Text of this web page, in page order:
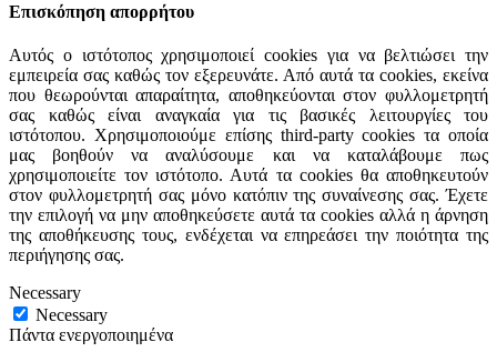
Επισκόπηση απορρήτου
Αυτός ο ιστότοπος χρησιμοποιεί cookies για να βελτιώσει την
εμπειρεία σας καθώς τον εξερευνάτε. Από αυτά τα cookies, εκείνα
που θεωρούνται απαραίτητα, αποθηκεύονται στον φυλλομετρητή
σας καθώς είναι αναγκαία για τις βασικές λειτουργίες του
ιστότοπου. Χρησιμοποιούμε επίσης third-party cookies τα οποία
μας βοηθούν να αναλύσουμε και να καταλάβουμε πως
χρησιμοποιείτε τον ιστότοπο. Αυτά τα cookies θα αποθηκευτούν
στον φυλλομετρητή σας μόνο κατόπιν της συναίνεσης σας. Έχετε
την επιλογή να μην αποθηκεύσετε αυτά τα cookies αλλά η άρνηση
της αποθήκευσης τους, ενδέχεται να επηρεάσει την ποιότητα της
περιήγησης σας.
Necessary
Necessary
Πάντα ενεργοποιημένα